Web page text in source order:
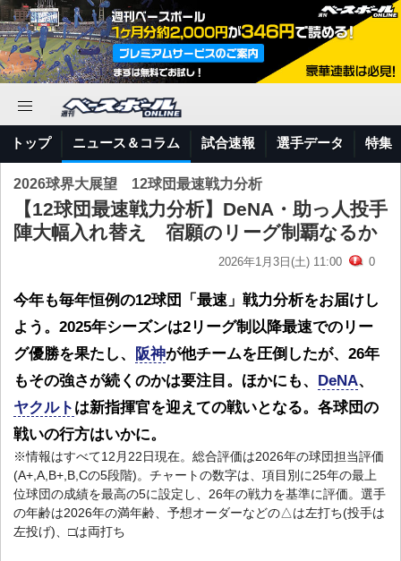
トップ ニュース＆コラム 試合速報 選手データ 特集
2026球界大展望 12球団最速戦力分析
【12球団最速戦力分析】DeNA・助っ人投手
陣大幅入れ替え 宿願のリーグ制覇なるか
2026年1月3日(土) 11:00 0
今年も毎年恒例の12球団「最速」戦力分析をお届けし
よう。2025年シーズンは2リーグ制以降最速でのリー
グ優勝を果たし、
阪神が他チームを圧倒したが、26年
もその強さが続くのかは要注目。ほかにも、 DeNA、
ヤクルト は新指揮官を迎えての戦いとなる。各球団の
戦いの行方はいかに。
※情報はすべて12月22日現在。総合評価は2026年の球団担当評価
(A+,A,B+,B,Cの5段階)。チャートの数字は、項目別に25年の最上
位球団の成績を最高の5に設定し、26年の戦力を基準に評価。選手
の年齢は2026年の満年齢、予想オーダーなどの△は左打ち(投手は
左投げ)、□は両打ち